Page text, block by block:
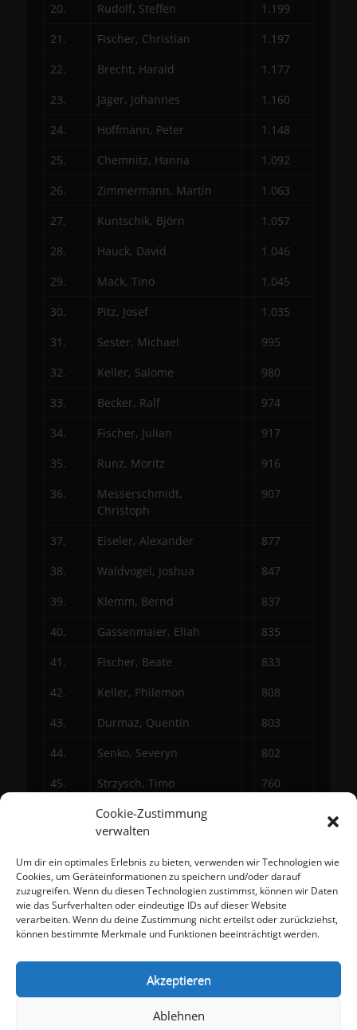
Cookie-Zustimmung
verwalten
Um dir ein optimales Erlebnis zu bieten, verwenden wir Technologien wie
Cookies, um Geräteinformationen zu speichern und/oder darauf
zuzugreifen. Wenn du diesen Technologien zustimmst, können wir Daten
wie das Surfverhalten oder eindeutige IDs auf dieser Website
verarbeiten. Wenn du deine Zustimmung nicht erteilst oder zurückziehst,
können bestimmte Merkmale und Funktionen beeinträchtigt werden.
Akzeptieren
Ablehnen
20.
Rudolf, Steffen
1.199
21.
Fischer, Christian
1.197
22.
Brecht, Harald
1.177
23.
Jäger, Johannes
1.160
24.
Hoffmann, Peter
1.148
25.
Chemnitz, Hanna
1.092
26.
Zimmermann, Martin
1.063
27.
Kuntschik, Björn
1.057
28.
Hauck, David
1.046
29.
Mack, Tino
1.045
30.
Pitz, Josef
1.035
31.
Sester, Michael
995
32.
Keller, Salome
980
33.
Becker, Ralf
974
34.
Fischer, Julian
917
35.
Runz, Moritz
916
36.
Messerschmidt,
Christoph
907
37. Eiseler, Alexander
877
38.
Waldvogel, Joshua
847
39.
Klemm, Bernd
837
40.
Gassenmaier, Eliah
835
41.
Fischer, Beate
833
42.
Keller, Philemon
808
43.
Durmaz, Quentin
803
44.
Senko, Severyn
802
45.
Strzysch, Timo 760
Meta
Anmelden
Eintrags-Feed
Kommentar-Feed
Cookie-Richtlinie (EU)